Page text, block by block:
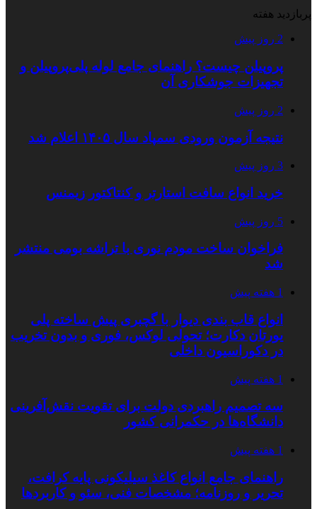
پربازدید هفته
2 روز پیش
پروپیلن چیست؟ راهنمای جامع لوله پلی‌پروپیلن و
تجهیزات جوشکاری آن
2 روز پیش
نتیجه آزمون ورودی سمپاد سال ۱۴۰۵ اعلام شد
3 روز پیش
خرید انواع سافت استارتر و کنتاکتور زیمنس
5 روز پیش
فراخوان ساخت مودم نوری با تراشه بومی منتشر
شد
1 هفته پیش
انواع قاب بندی دیوار با گچبری پیش ساخته پلی
یورتان دکارت؛ تحولی لوکس، فوری و بدون تخریب
در دکوراسیون داخلی
1 هفته پیش
سه تصمیم راهبردی دولت برای تقویت نقش‌آفرینی
دانشگاه‌ها در حکمرانی کشور
1 هفته پیش
راهنمای جامع انواع کاغذ سیلیکونی پایه کرافت،
تحریر و روزنامه؛ مشخصات فنی، سئو و کاربردها